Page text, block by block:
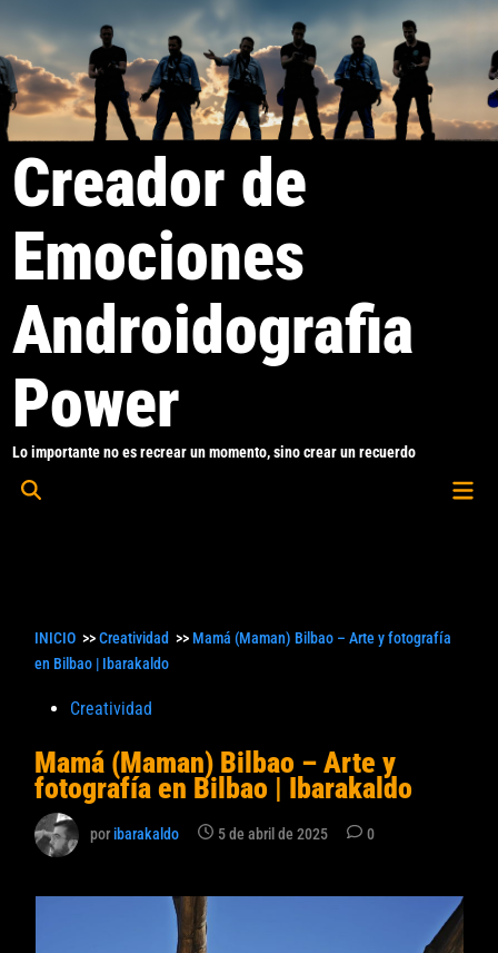
al
contenido
Creador de
Emociones
Androidografia
Power
Lo importante no es recrear un momento, sino crear un recuerdo
Abrir
INICIO >>Creatividad >> Mamá (Maman) Bilbao – Arte y fotografía
en Bilbao | Ibarakaldo
Publicado
Creatividad
Mamá (Maman) Bilbao – Arte y
fotografía en Bilbao | Ibarakaldo
poribarakaldo 5 de abril de 2025 0